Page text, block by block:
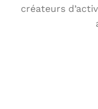
créateurs